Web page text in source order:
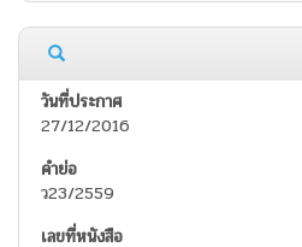
27/12/2016
ว23/2559